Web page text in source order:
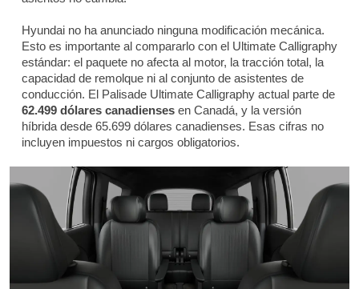
Hyundai no ha anunciado ninguna modificación mecánica.
Esto es importante al compararlo con el Ultimate Calligraphy
estándar: el paquete no afecta al motor, la tracción total, la
capacidad de remolque ni al conjunto de asistentes de
conducción. El Palisade Ultimate Calligraphy actual parte de
62.499 dólares canadienses en Canadá, y la versión
híbrida desde 65.699 dólares canadienses. Esas cifras no
incluyen impuestos ni cargos obligatorios.